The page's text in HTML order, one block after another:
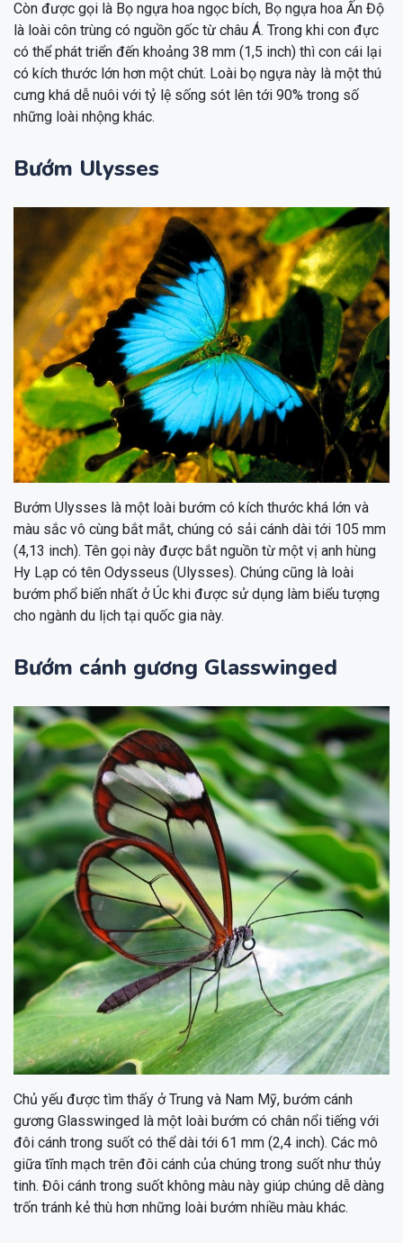
Còn được gọi là Bọ ngựa hoa ngọc bích, Bọ ngựa hoa Ấn Độ
là loài côn trùng có nguồn gốc từ châu Á. Trong khi con đực
có thể phát triển đến khoảng 38 mm (1,5 inch) thì con cái lại
có kích thước lớn hơn một chút. Loài bọ ngựa này là một thú
cưng khá dễ nuôi với tỷ lệ sống sót lên tới 90% trong số
những loài nhộng khác.
Bướm Ulysses
Bướm Ulysses là một loài bướm có kích thước khá lớn và
màu sắc vô cùng bắt mắt, chúng có sải cánh dài tới 105 mm
(4,13 inch). Tên gọi này được bắt nguồn từ một vị anh hùng
Hy Lạp có tên Odysseus (Ulysses). Chúng cũng là loài
bướm phổ biến nhất ở Úc khi được sử dụng làm biểu tượng
cho ngành du lịch tại quốc gia này.
Bướm cánh gương Glasswinged
Chủ yếu được tìm thấy ở Trung và Nam Mỹ, bướm cánh
gương Glasswinged là một loài bướm có chân nổi tiếng với
đôi cánh trong suốt có thể dài tới 61 mm (2,4 inch). Các mô
giữa tĩnh mạch trên đôi cánh của chúng trong suốt như thủy
tinh. Đôi cánh trong suốt không màu này giúp chúng dễ dàng
trốn tránh kẻ thù hơn những loài bướm nhiều màu khác.